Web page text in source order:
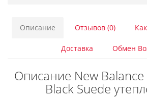
Описание Отзывов (0)
Доставка Обмен
Описание New
Black Suede